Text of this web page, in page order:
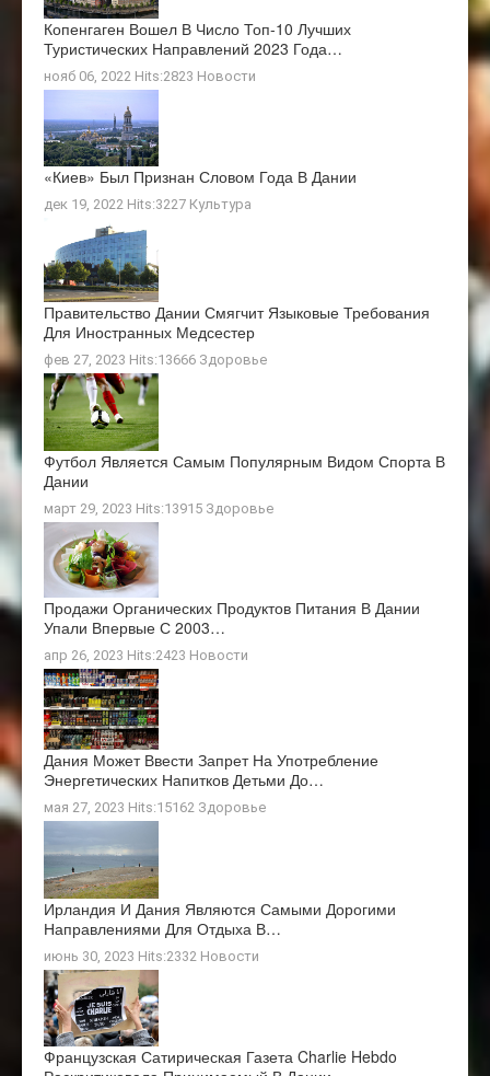
Копенгаген Вошел В Число Топ-10 Лучших
Туристических Направлений 2023 Года…
нояб 06, 2022 Hits:2823 Новости
«Киев» Был Признан Словом Года В Дании
дек 19, 2022 Hits:3227 Культура
Правительство Дании Смягчит Языковые Требования
Для Иностранных Медсестер
фев 27, 2023 Hits:13666 Здоровье
Футбол Является Самым Популярным Видом Спорта В
Дании
март 29, 2023 Hits:13915 Здоровье
Продажи Органических Продуктов Питания В Дании
Упали Впервые С 2003…
апр 26, 2023 Hits:2423 Новости
Дания Может Ввести Запрет На Употребление
Энергетических Напитков Детьми До…
мая 27, 2023 Hits:15162 Здоровье
Ирландия И Дания Являются Самыми Дорогими
Направлениями Для Отдыха В…
июнь 30, 2023 Hits:2332 Новости
Французская Сатирическая Газета Charlie Hebdo